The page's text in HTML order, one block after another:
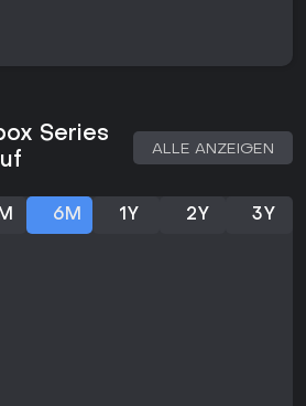
und ermöglicht es, in eigenem
Ressourcen sammeln oder
geplant. Der Koop-Modus fügt sich
Konzept zu verändern, und
Elemente wie PvP.
Systems
bunten Flachwasserzonen bis hin zu
Series
ALLE ANZEIGEN
6M 1Y 2Y 3Y